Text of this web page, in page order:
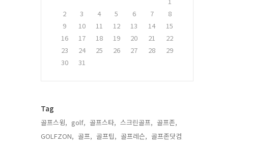
2
3 4 5 6 7
8
9
10 11 12 13 14
15
16
17 18 19 20 21
22
23
24 25 26 27 28
29
30
31
Tag
골프스윙, golf, 골프스타, 스크린골프, 골프존,
GOLFZON, 골프, 골프팁, 골프레슨, 골프존닷컴,